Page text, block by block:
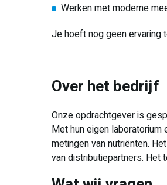
Werken met moderne
Je hoeft nog geen ervaring
Over het bedrijf
Onze opdrachtgever is
Met hun eigen
metingen van nutriënten.
van distributiepartners. Het